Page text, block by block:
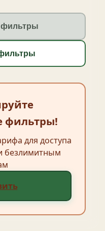
фильтры!
для доступа
безлимитным